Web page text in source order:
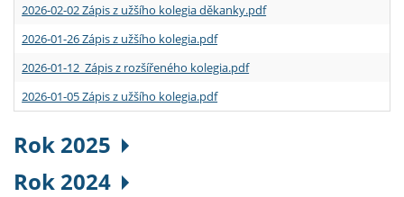
2026-02-02 Zápis z užšího kolegia děkanky.pdf
2026-01-26 Zápis z užšího kolegia.pdf
2026-01-12 Zápis z rozšířeného kolegia.pdf
2026-01-05 Zápis z užšího kolegia.pdf
Rok 2025
Rok 2024